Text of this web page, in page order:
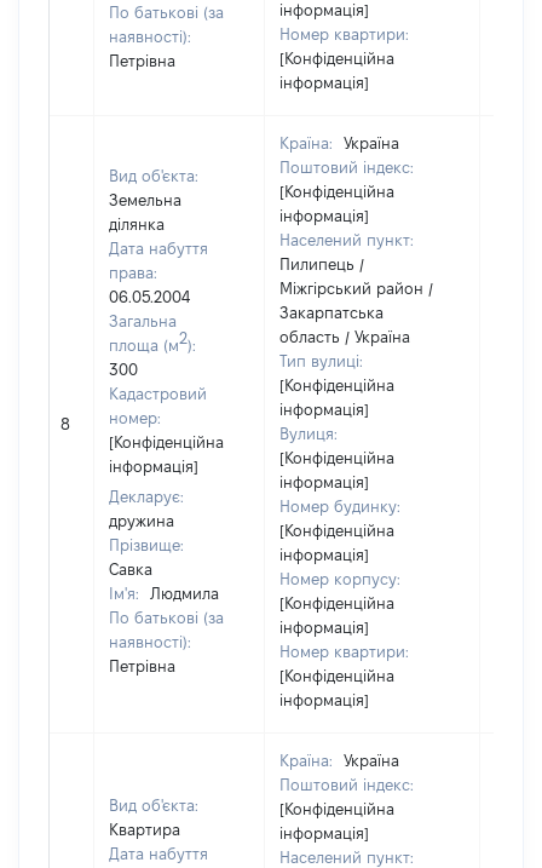
По батькові (за
наявності):
Петрівна
інформація]
Номер квартири:
[Конфіденційна
інформація]
8
Вид об'єкта:
Земельна
ділянка
Дата набуття
права:
06.05.2004
Загальна
площа (м2):
300
Кадастровий
номер:
[Конфіденційна
інформація]
Декларує:
дружина
Прізвище:
Савка
Ім'я:
Людмила
По батькові (за
наявності):
Петрівна
Країна:
Україна
Поштовий індекс:
[Конфіденційна
інформація]
Населений пункт:
Пилипець /
Міжгірський район /
Закарпатська
область / Україна
Тип вулиці:
[Конфіденційна
інформація]
Вулиця:
[Конфіденційна
інформація]
Номер будинку:
[Конфіденційна
інформація]
Номер корпусу:
[Конфіденційна
інформація]
Номер квартири:
[Конфіденційна
інформація]
Вид об'єкта:
Квартира
Дата набуття
Країна:
Україна
Поштовий індекс:
[Конфіденційна
інформація]
Населений пункт: